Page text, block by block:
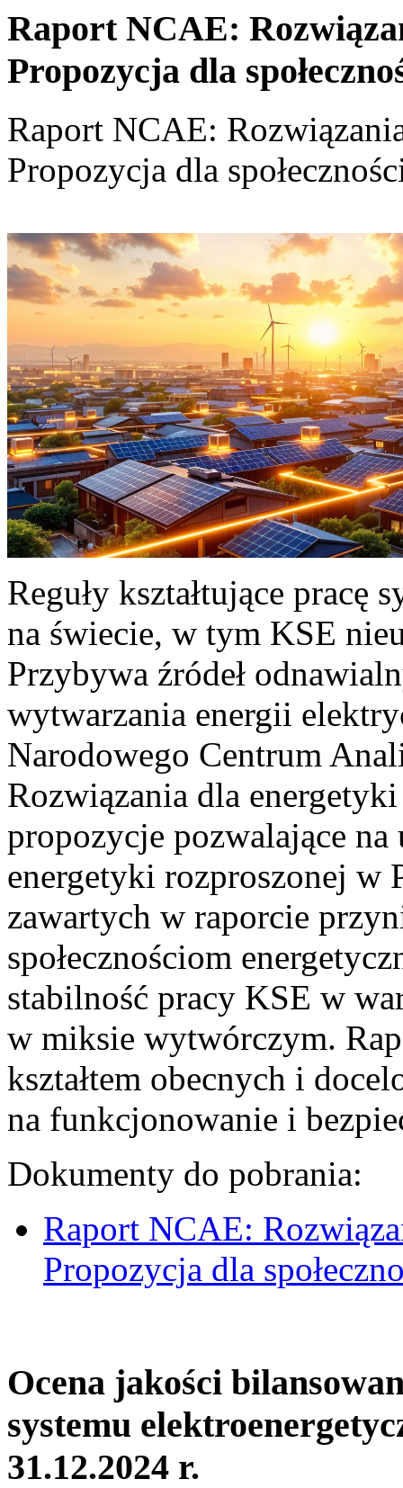
Raport NCAE:
Propozycja dla
Raport NCAE:
Propozycja dla
Reguły kształtujące pracę
na świecie, w tym KSE
Przybywa źródeł
wytwarzania energii
Narodowego Centrum
Rozwiązania dla
propozycje pozwalające
energetyki rozproszonej w
zawartych w raporcie
społecznościom
stabilność pracy KSE w
w miksie wytwórczym.
kształtem obecnych i
na funkcjonowanie i
Dokumenty do pobrania:
Raport NCAE:
Propozycja dla
Ocena jakości
systemu
31.12.2024 r.